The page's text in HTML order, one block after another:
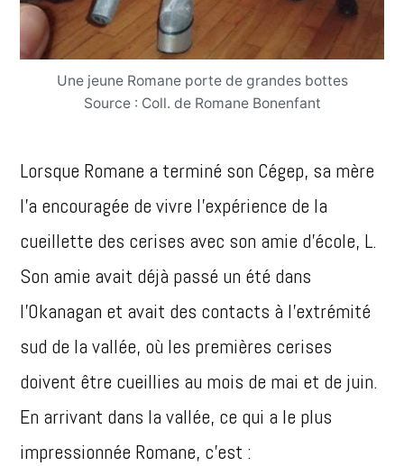
Une jeune Romane porte de grandes bottes
Source : Coll. de Romane Bonenfant
Lorsque Romane a terminé son Cégep, sa mère
l’a encouragée de vivre l’expérience de la
cueillette des cerises avec son amie d’école, L.
Son amie avait déjà passé un été dans
l’Okanagan et avait des contacts à l’extrémité
sud de la vallée, où les premières cerises
doivent être cueillies au mois de mai et de juin.
En arrivant dans la vallée, ce qui a le plus
impressionnée Romane, c’est :